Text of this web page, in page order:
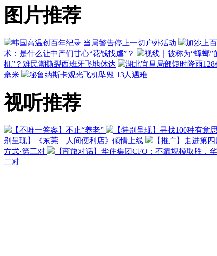
图片推荐
韩国高温创百年纪录 当局警告停止一切户外活动
加沙上
术：是什么让中产们甘心“花钱找虐”？
视线｜被称为“蟑螂
机”？难民潮撕裂西班牙飞地休达
湖北宜昌局部短时降雨
毫米
秘鲁纳斯卡观光飞机坠毁 13人遇难
视听推荐
【不唯一答案】不止“养老”
【特别呈现】寻找100种有意
别呈现】《东莞，人间便利店》倾情上线
【推广】走进第
方式·第三对
【商旅对话】华住集团CFO：不靠规模取胜，
二对